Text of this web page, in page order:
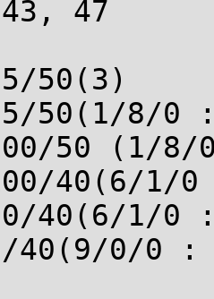
47
50(З)
50(1/8/0
50 (1/
40(6/1/
40(6/1/0
40(9/0/0